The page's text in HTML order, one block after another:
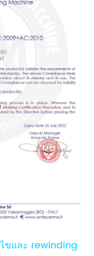
ขและ rewinding